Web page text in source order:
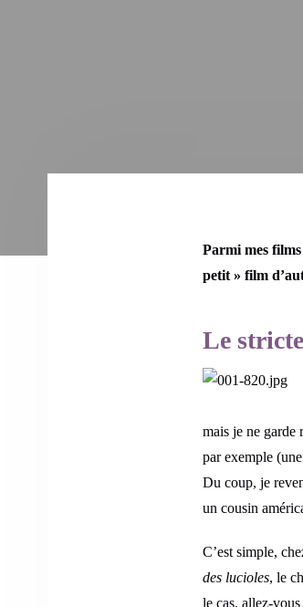
Parmi mes
petit » film
Le
mais je ne garde
par exemple
Du coup, je
un cousin
C’est simple,
des lucioles, le
le cas, allez-